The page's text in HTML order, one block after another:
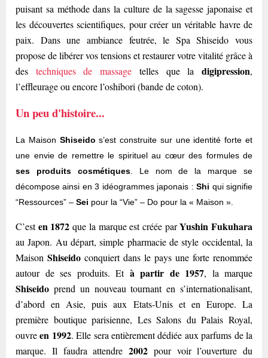
puisant sa méthode dans la culture de la sagesse japonaise et
les découvertes scientifiques, pour créer un véritable havre de
paix. Dans une ambiance feutrée, le Spa Shiseido vous
propose de libérer vos tensions et restaurer votre vitalité grâce à
des techniques de massage telles que ladigipression,
l’effleurage ou encore l’oshibori (bande de coton).
Un peu d'histoire...
La Maison Shiseido s’est construite sur une identité forte et
une envie de remettre le spirituel au cœur des formules de
ses produits cosmétiques. Le nom de la marque se
décompose ainsi en 3 idéogrammes japonais :Shi qui signifie
“Ressources” – Sei pour la “Vie” – Do pour la « Maison ».
C’esten 1872 que la marque est créée parYushin Fukuhara
au Japon. Au départ, simple pharmacie de style occidental, la
Maison Shiseido conquiert dans le pays une forte renommée
autour de ses produits. Et à partir de 1957, la marque
Shiseido prend un nouveau tournant en s’internationalisant,
d’abord en Asie, puis aux Etats-Unis et en Europe. La
première boutique parisienne, Les Salons du Palais Royal,
ouvreen 1992. Elle sera entièrement dédiée aux parfums de la
marque. Il faudra attendre 2002 pour voir l’ouverture du